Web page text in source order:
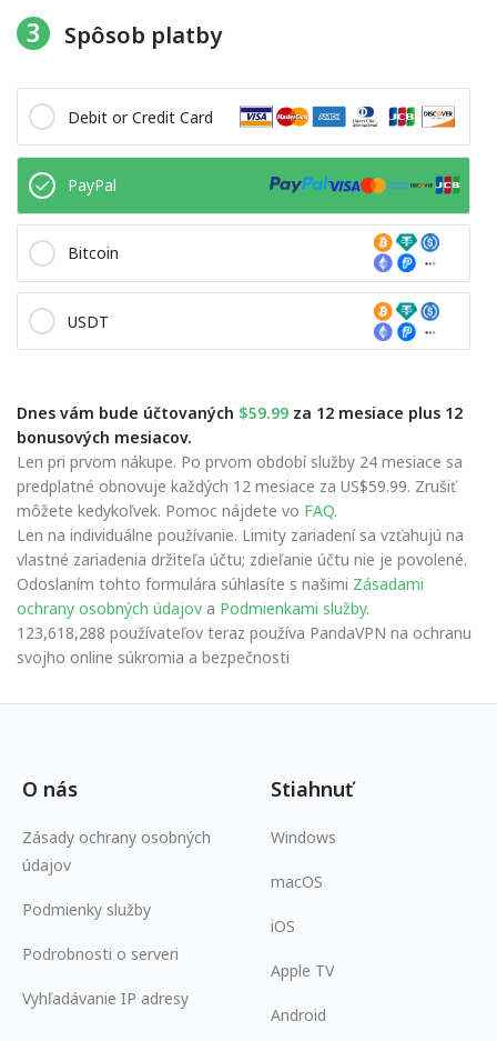
3 Spôsob platby
Debit or Credit Card
PayPal
Bitcoin
USDT
Dnes vám bude účtovaných $59.99 za 12 mesiace plus 12
bonusových mesiacov.
Len pri prvom nákupe. Po prvom období služby 24 mesiace sa
predplatné obnovuje každých 12 mesiace za US$59.99. Zrušiť
môžete kedykoľvek. Pomoc nájdete vo FAQ.
Len na individuálne používanie. Limity zariadení sa vzťahujú na
vlastné zariadenia držiteľa účtu; zdieľanie účtu nie je povolené.
Odoslaním tohto formulára súhlasíte s našimi Zásadami
ochrany osobných údajov a Podmienkami služby.
123,618,288 používateľov teraz používa PandaVPN na ochranu
svojho online súkromia a bezpečnosti
O nás
Zásady ochrany osobných
údajov
Podmienky služby
Podrobnosti o serveri
Vyhľadávanie IP adresy
Stiahnuť
Windows
macOS
iOS
Apple TV
Android